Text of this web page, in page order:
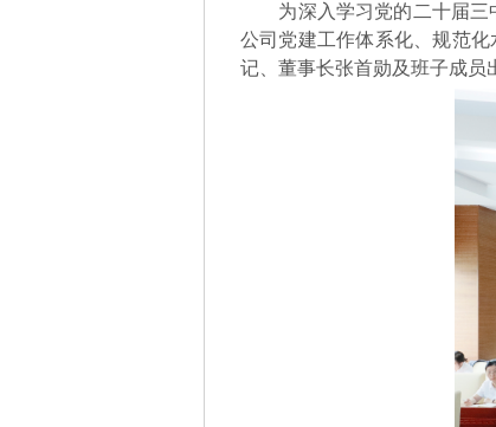
为深入学习党的二十届
公司党建工作体系化、规范化
记、董事长张首勋及班子成员